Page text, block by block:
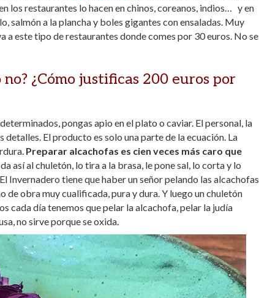
los restaurantes lo hacen en chinos, coreanos, indios… y en
salmón a la plancha y boles gigantes con ensaladas. Muy
a este tipo de restaurantes donde comes por 30 euros. No se
¿Cómo justificas 200 euros por
pongas apio en el plato o caviar. El personal, la
El producto es solo una parte de la ecuación. La
Preparar alcachofas es cien veces más caro que
así al chuletón, lo tira a la brasa, le pone sal, lo corta y lo
Invernadero tiene que haber un señor pelando las alcachofas
de obra muy cualificada, pura y dura. Y luego un chuletón
cada día tenemos que pelar la alcachofa, pelar la judía
no sirve porque se oxida.